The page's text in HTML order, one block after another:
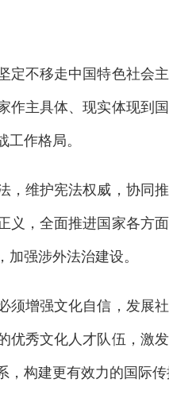
不移走中国特色社会
主具体、现实体现到
作格局。
维护宪法权威，协同
，全面推进国家各方
强涉外法治建设。
增强文化自信，发展
秀文化人才队伍，激
构建更有效力的国际传